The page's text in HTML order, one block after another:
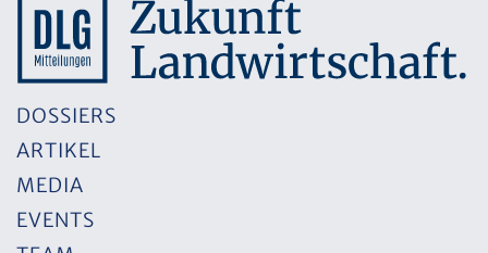
DOSSIERS
ARTIKEL
MEDIA
EVENTS